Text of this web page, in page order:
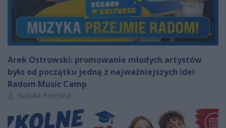
Arek Ostrowski: promowanie młodych artystów
było od początku jedną z najważniejszych idei
Radom Music Camp
Autor artykułu:
Natalia Pętelska